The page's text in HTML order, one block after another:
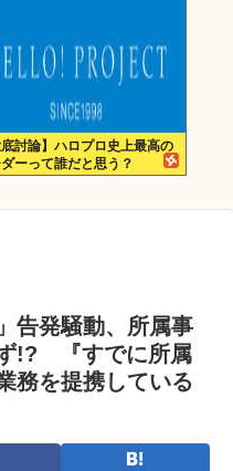
底討論】ハロプロ史上最高の
ーって誰だと思う？
告発騒動、所属事
!? 『すでに所属
務を提携している